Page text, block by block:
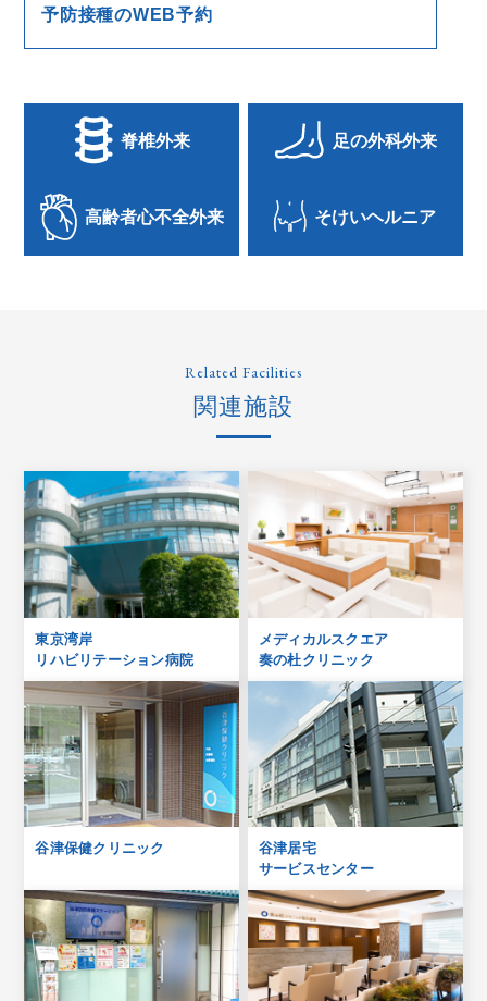
予防接種のWEB予約
脊椎外来 足の外科外来
高齢者心不全外来 そけいヘルニア
Related Facilities
関連施設
東京湾岸
リハビリテーション病院
メディカルスクエア
奏の杜クリニック
谷津保健クリニック
谷津居宅
サービスセンター